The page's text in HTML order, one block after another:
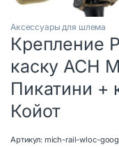
Аксессуары для шлема
Крепление
каску ACH
Пикатини +
Койот
Артикул: mich-rail-wloc-